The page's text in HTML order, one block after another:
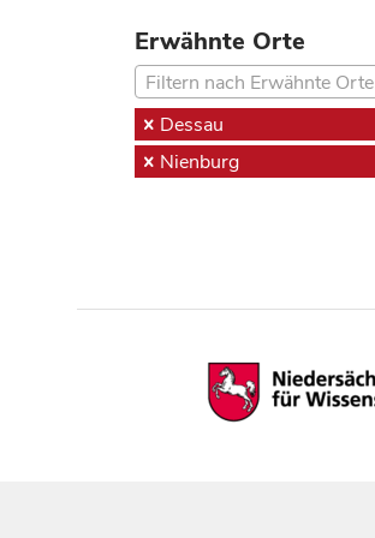
Erwähnte Orte
Filtern nach Erwähnte Orte
Dessau
Nienburg